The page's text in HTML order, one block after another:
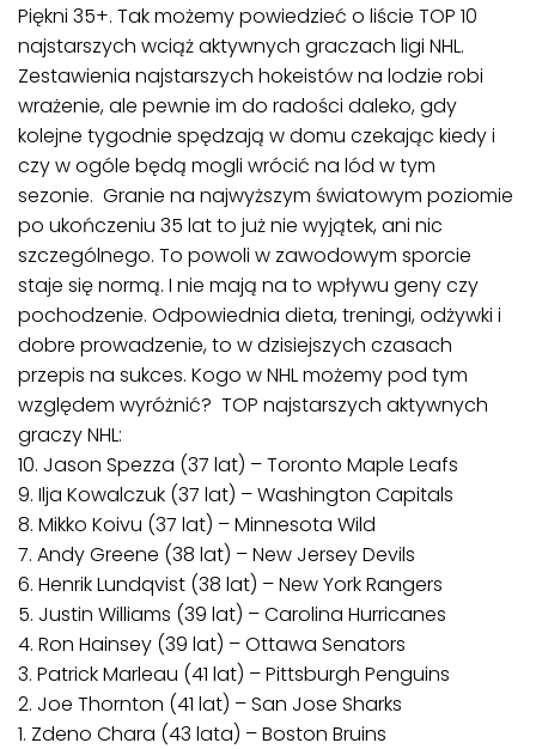
Piękni 35+. Tak możemy powiedzieć o liście TOP 10
najstarszych wciąż aktywnych graczach ligi NHL.
Zestawienia najstarszych hokeistów na lodzie robi
wrażenie, ale pewnie im do radości daleko, gdy
kolejne tygodnie spędzają w domu czekając kiedy i
czy w ogóle będą mogli wrócić na lód w tym
sezonie. Granie na najwyższym światowym poziomie
po ukończeniu 35 lat to już nie wyjątek, ani nic
szczególnego. To powoli w zawodowym sporcie
staje się normą. I nie mają na to wpływu geny czy
pochodzenie. Odpowiednia dieta, treningi, odżywki i
dobre prowadzenie, to w dzisiejszych czasach
przepis na sukces. Kogo w NHL możemy pod tym
względem wyróżnić? TOP najstarszych aktywnych
graczy NHL:
10. Jason Spezza (37 lat) – Toronto Maple Leafs
9. Ilja Kowalczuk (37 lat) – Washington Capitals
8. Mikko Koivu (37 lat) – Minnesota Wild
7. Andy Greene (38 lat) – New Jersey Devils
6. Henrik Lundqvist (38 lat) – New York Rangers
5. Justin Williams (39 lat) – Carolina Hurricanes
4. Ron Hainsey (39 lat) – Ottawa Senators
3. Patrick Marleau (41 lat) – Pittsburgh Penguins
2. Joe Thornton (41 lat) – San Jose Sharks
1. Zdeno Chara (43 lata) – Boston Bruins